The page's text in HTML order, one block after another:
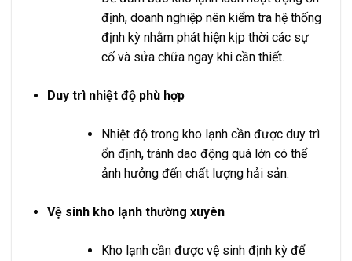
định, doanh nghiệp nên kiểm tra hệ thống
định kỳ nhằm phát hiện kịp thời các sự
cố và sửa chữa ngay khi cần thiết.
Duy trì nhiệt độ phù hợp
Nhiệt độ trong kho lạnh cần được duy trì
ổn định, tránh dao động quá lớn có thể
ảnh hưởng đến chất lượng hải sản.
Vệ sinh kho lạnh thường xuyên
Kho lạnh cần được vệ sinh định kỳ để